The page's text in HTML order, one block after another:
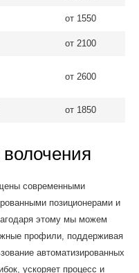
от 1550
от 2100
от 2600
от 1850
современными
позиционерами и
этому мы можем
профили, поддерживая
автоматизированных
ускоряет процесс и